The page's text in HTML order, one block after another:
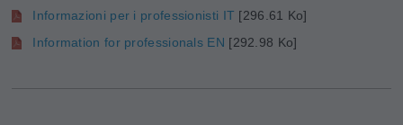
Informazioni per i professionisti IT [296.61 Ko]
Information for professionals EN [292.98 Ko]